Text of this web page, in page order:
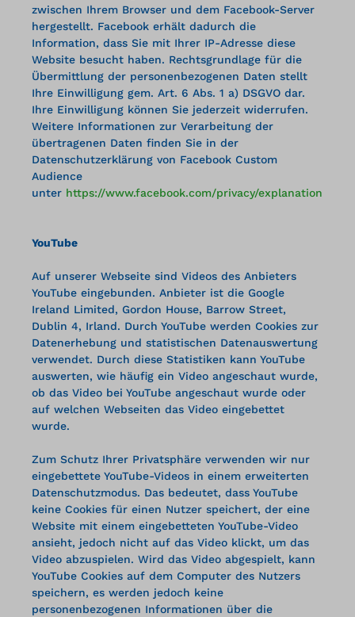
zwischen Ihrem Browser und dem Facebook-Server
hergestellt. Facebook erhält dadurch die
Information, dass Sie mit Ihrer IP-Adresse diese
Website besucht haben. Rechtsgrundlage für die
Übermittlung der personenbezogenen Daten stellt
Ihre Einwilligung gem. Art. 6 Abs. 1 a) DSGVO dar.
Ihre Einwilligung können Sie jederzeit widerrufen.
Weitere Informationen zur Verarbeitung der
übertragenen Daten finden Sie in der
Datenschutzerklärung von Facebook Custom
Audience
unter https://www.facebook.com/privacy/explanation
YouTube
Auf unserer Webseite sind Videos des Anbieters
YouTube eingebunden. Anbieter ist die Google
Ireland Limited, Gordon House, Barrow Street,
Dublin 4, Irland. Durch YouTube werden Cookies zur
Datenerhebung und statistischen Datenauswertung
verwendet. Durch diese Statistiken kann YouTube
auswerten, wie häufig ein Video angeschaut wurde,
ob das Video bei YouTube angeschaut wurde oder
auf welchen Webseiten das Video eingebettet
wurde.
Zum Schutz Ihrer Privatsphäre verwenden wir nur
eingebettete YouTube-Videos in einem erweiterten
Datenschutzmodus. Das bedeutet, dass YouTube
keine Cookies für einen Nutzer speichert, der eine
Website mit einem eingebetteten YouTube-Video
ansieht, jedoch nicht auf das Video klickt, um das
Video abzuspielen. Wird das Video abgespielt, kann
YouTube Cookies auf dem Computer des Nutzers
speichern, es werden jedoch keine
personenbezogenen Informationen über die